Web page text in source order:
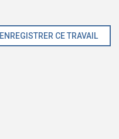
ENREGISTRER CE TRAVAIL